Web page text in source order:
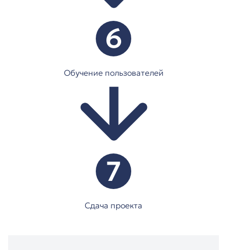
7
Сдача проекта
6
Обучение пользователей